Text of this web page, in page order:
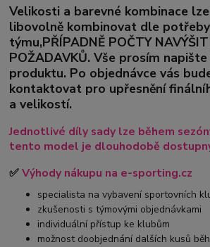
Velikosti a barevné kombinace
libovolně kombinovat dle potřeby
týmu,PŘÍPADNĚ POČTY
POŽADAVKŮ. Vše prosím
produktu. Po objednávce vás
kontaktovat pro upřesnění
a velikostí.
Jednotlivé díly sady lze během
tento model je dlouhodobě
✅Výhody nákupu na e-sporting.cz
specialista na vybavení sportovních
zkušenosti s týmovými objednávkami
individuální přístup ke klubům
možnost doobjednání dalších kusů